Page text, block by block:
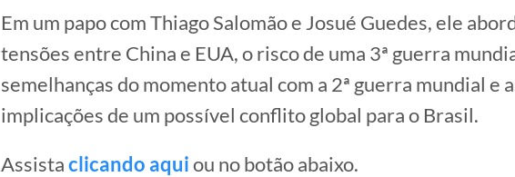
Em um papo com Thiago Salomão e Josué Guedes, ele
tensões entre China e EUA, o risco de uma 3ª guerra
semelhanças do momento atual com a 2ª guerra mundial e
implicações de um possível conflito global para o Brasil.
Assistaclicando aquiou no botão abaixo.